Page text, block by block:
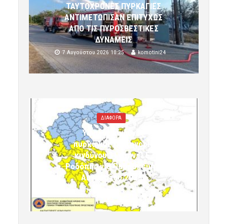
ΤΑΥΤΟΧΡΟΝΕΣ ΠΥΡΚΑΓΙΕΣ
ΑΝΤΙΜΕΤΩΠΙΣΑΝ ΕΠΙΤΥΧΩΣ
ΑΠΟ ΤΙΣ ΠΥΡΟΣΒΕΣΤΙΚΕΣ
ΔΥΝΑΜΕΙΣ
7 Αυγούστου 2026 10:25 komotini24
ΔΙΑΦΟΡΑ
Υψηλός κίνδυνος
πυρκαγιάς (κατηγορία
κινδύνου 3) στην Π.Ε.
Ροδόπης για Παρασκευή 7
Αυγούστου 2026»
7 Αυγούστου 2026 10:24 komotini24